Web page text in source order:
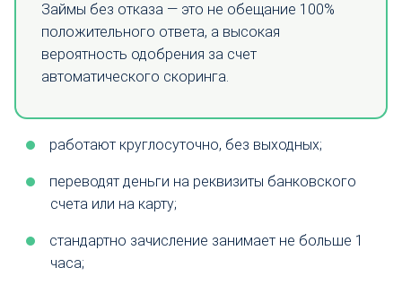
Займы без отказа — это не обещание 100%
положительного ответа, а высокая
вероятность одобрения за счет
автоматического скоринга.
работают круглосуточно, без выходных;
переводят деньги на реквизиты банковского
счета или на карту;
стандартно зачисление занимает не больше 1
часа;